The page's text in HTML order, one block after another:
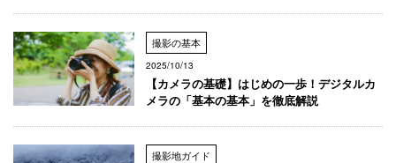
撮影の基本
2025/10/13
【カメラの基礎】はじめの一歩！デジタルカ
メラの「基本の基本」を徹底解説
撮影地ガイド